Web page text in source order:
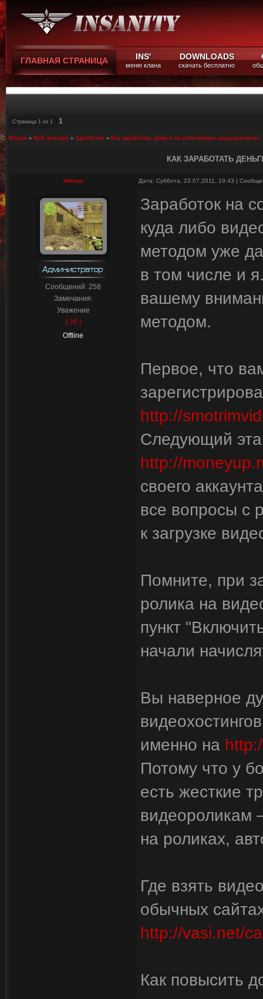
ГЛАВНАЯ СТРАНИЦА INS'
меню клана
DOWNLOADS
скачать бесплатно
Страница 1 из 1 1
Форум » Web мастеру » Зароботок » Как заработать деньги на собственных видеороликах
КАК ЗАРАБОТАТЬ
Hitman Дата: Суббота, 23.07.2011, 19:43 |
Сообщений: 258
Замечания:
Уважение
[ 26 ]
Offline
Заработок на
куда либо
методом уже
в том числе и
вашему
методом.
Первое, что
http://
Следующий
http://
своего
все вопросы с
к загрузке
Помните, при
ролика на
пункт
начали
Вы наверное
именно на
Потому что у
есть жесткие
видеороликам
на роликах,
Где взять
обычных
http://vasi.net/
Как повысить